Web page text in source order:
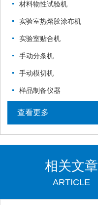
材料物性试验机
实验室热熔胶涂布机
实验室贴合机
手动分条机
手动模切机
样品制备仪器
查看更多
相关文章
ARTICLE